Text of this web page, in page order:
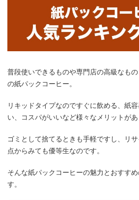
普段使いできるものや専門店の高級なも
の紙パックコーヒー。
リキッドタイプなのですぐに飲める、紙
い、コスパがいいなど様々なメリットがあ
ゴミとして捨てるときも手軽ですし、リ
点からみても優等生なのです。
そんな紙パックコーヒーの魅力とおすす
す。